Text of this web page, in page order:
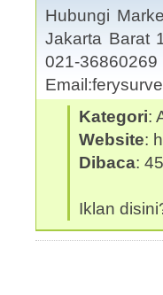
Hubungi
Jakarta Barat
021-
Kategori:
Website:
Dibaca:
Iklan